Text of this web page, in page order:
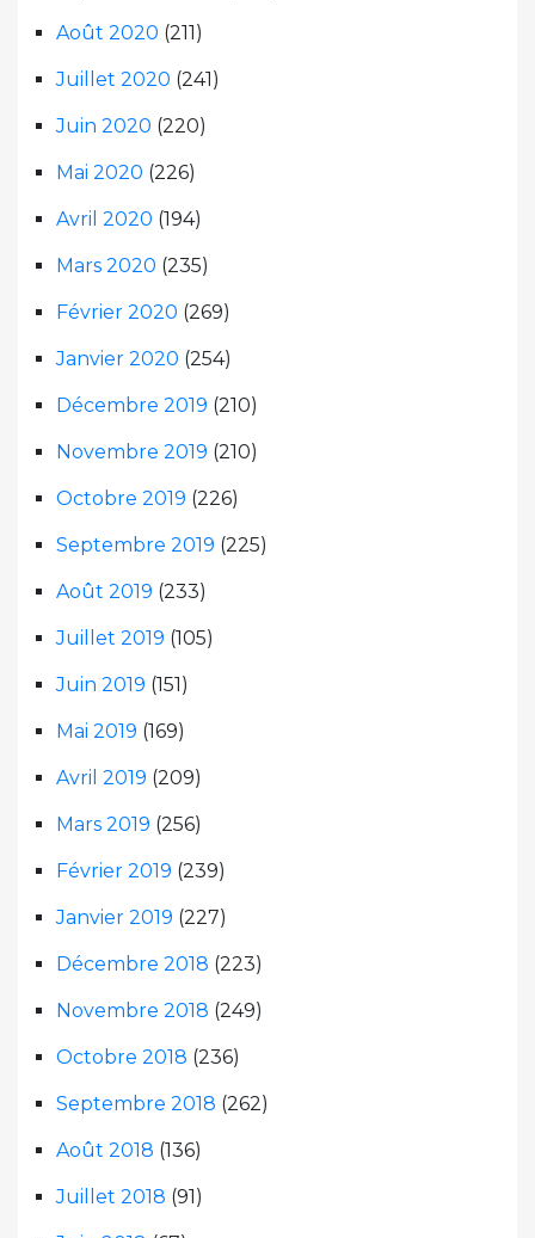
Août 2020 (211)
Juillet 2020 (241)
Juin 2020 (220)
Mai 2020 (226)
Avril 2020 (194)
Mars 2020 (235)
Février 2020 (269)
Janvier 2020 (254)
Décembre 2019 (210)
Novembre 2019 (210)
Octobre 2019 (226)
Septembre 2019 (225)
Août 2019 (233)
Juillet 2019 (105)
Juin 2019 (151)
Mai 2019 (169)
Avril 2019 (209)
Mars 2019 (256)
Février 2019 (239)
Janvier 2019 (227)
Décembre 2018 (223)
Novembre 2018 (249)
Octobre 2018 (236)
Septembre 2018 (262)
Août 2018 (136)
Juillet 2018 (91)